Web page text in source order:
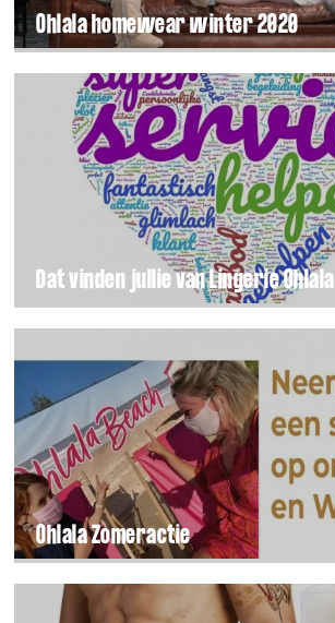
Ohlala homewear winter 2020
Dat vinden jullie van Lingerie Ohlala
Ohlala Zomeractie